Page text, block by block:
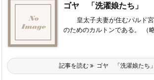
ゴヤ 「洗濯娘たち」
皇太子夫妻が住むパルド
のためのカルトンである。 （
記事を読む ゴヤ 「洗濯娘たち」